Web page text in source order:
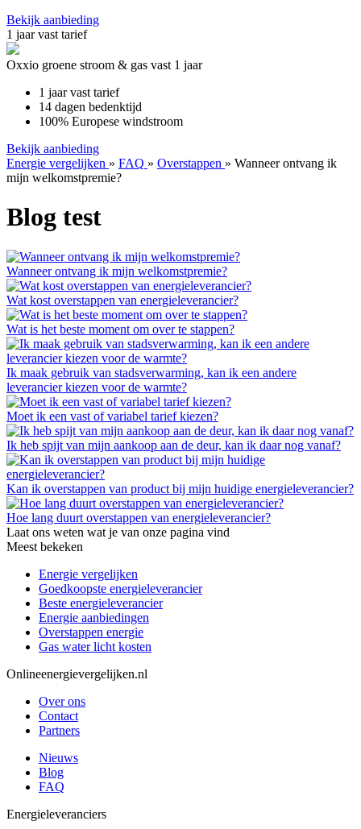
Bekijk aanbieding
1 jaar vast tarief
Oxxio groene stroom & gas vast 1 jaar
1 jaar vast tarief
14 dagen bedenktijd
100% Europese windstroom
Bekijk aanbieding
Energie vergelijken » FAQ » Overstappen » Wanneer ontvang ik
mijn welkomstpremie?
Blog test
Wanneer ontvang ik mijn welkomstpremie?
Wat kost overstappen van energieleverancier?
Wat is het beste moment om over te stappen?
Ik maak gebruik van stadsverwarming, kan ik een andere
leverancier kiezen voor de warmte?
Moet ik een vast of variabel tarief kiezen?
Ik heb spijt van mijn aankoop aan de deur, kan ik daar nog vanaf?
Kan ik overstappen van product bij mijn huidige energieleverancier?
Hoe lang duurt overstappen van energieleverancier?
Laat ons weten wat je van onze pagina vind
Meest bekeken
Energie vergelijken
Goedkoopste energieleverancier
Beste energieleverancier
Energie aanbiedingen
Overstappen energie
Gas water licht kosten
Onlineenergievergelijken.nl
Over ons
Contact
Partners
Nieuws
Blog
FAQ
Energieleveranciers